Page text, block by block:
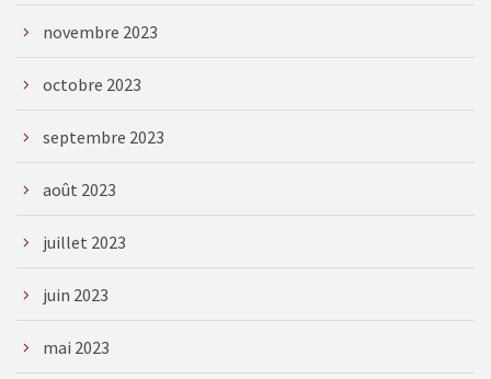
novembre 2023
octobre 2023
septembre 2023
août 2023
juillet 2023
juin 2023
mai 2023